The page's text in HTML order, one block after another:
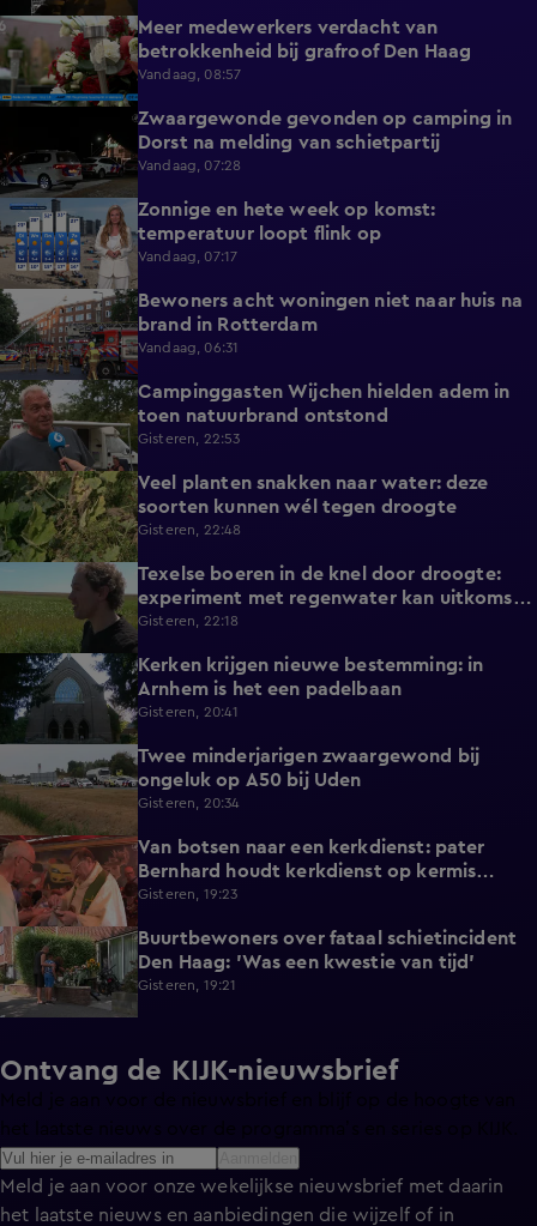
0:35
Meer medewerkers verdacht van
betrokkenheid bij grafroof Den Haag
Vandaag, 08:57
Zwaargewonde gevonden op camping in
Dorst na melding van schietpartij
Vandaag, 07:28
2:17
Zonnige en hete week op komst:
temperatuur loopt flink op
Vandaag, 07:17
0:34
Bewoners acht woningen niet naar huis na
brand in Rotterdam
Vandaag, 06:31
2:10
Campinggasten Wijchen hielden adem in
toen natuurbrand ontstond
Gisteren, 22:53
2:14
Veel planten snakken naar water: deze
soorten kunnen wél tegen droogte
Gisteren, 22:48
Texelse boeren in de knel door droogte:
experiment met regenwater kan uitkomst
bieden
Gisteren, 22:18
1:08
Kerken krijgen nieuwe bestemming: in
Arnhem is het een padelbaan
Gisteren, 20:41
Twee minderjarigen zwaargewond bij
ongeluk op A50 bij Uden
Gisteren, 20:34
1:39
Van botsen naar een kerkdienst: pater
Bernhard houdt kerkdienst op kermis
Hoorn
Gisteren, 19:23
1:15
Buurtbewoners over fataal schietincident
Den Haag: 'Was een kwestie van tijd'
Gisteren, 19:21
Ontvang de KIJK-nieuwsbrief
Meld je aan voor onze wekelijkse nieuwsbrief met daarin
het laatste nieuws en aanbiedingen die wijzelf of in